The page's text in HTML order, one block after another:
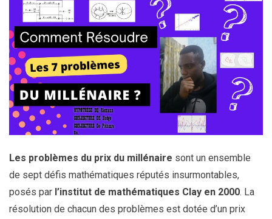
Les problèmes du prix du millénaire sont un ensemble
de sept défis mathématiques réputés insurmontables,
posés par l’institut de mathématiques Clay en 2000. La
résolution de chacun des problèmes est dotée d’un prix